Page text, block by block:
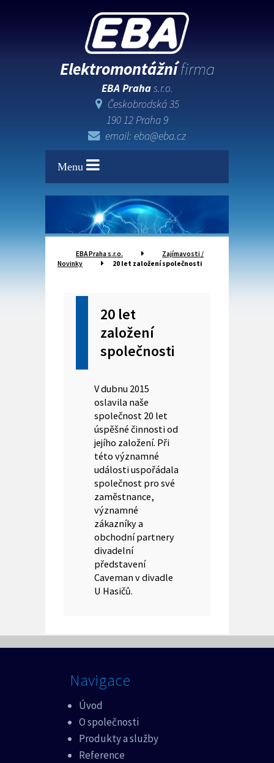
Elektromontážnífirma
EBA Prahas.r.o.
Českobrodská 35
190 12 Praha 9
email: eba@eba.cz
Menu
EBA Praha s.r.o.
Zajímavosti /
Novinky
20 let založení společnosti
20 let
založení
společnosti
V dubnu 2015
oslavila naše
společnost 20 let
úspěšné činnosti od
jejího založení. Při
této významné
události uspořádala
společnost pro své
zaměstnance,
významné
zákazníky a
obchodní partnery
divadelní
představení
Caveman v divadle
U Hasičů.
Navigace
Úvod
O společnosti
Produkty a služby
Reference